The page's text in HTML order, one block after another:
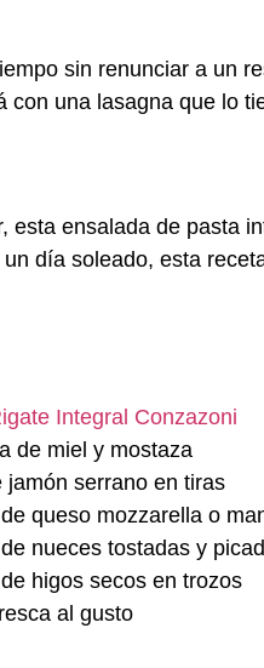
sin renunciar a un
una lasagna que lo
esta ensalada de pasta
día soleado, esta
Integral Conzazoni
de miel y mostaza
jamón serrano en tiras
queso mozzarella o
nueces tostadas y
higos secos en trozos
al gusto